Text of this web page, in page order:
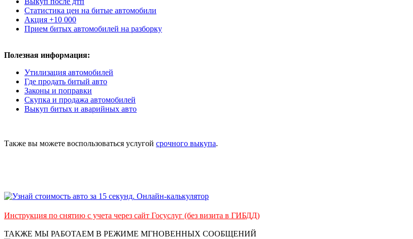
Статистика цен на битые автомобили
Акция +10 000
Прием битых автомобилей на разборку
Полезная информация:
Утилизация автомобилей
Где продать битый авто
Законы и поправки
Скупка и продажа автомобилей
Выкуп битых и аварийных авто
Также вы можете воспользоваться услугой срочного выкупа.
Инструкция по снятию с учета через сайт Госуслуг (без визита в ГИБДД)
ТАКЖЕ МЫ РАБОТАЕМ В РЕЖИМЕ МГНОВЕННЫХ СООБЩЕНИЙ